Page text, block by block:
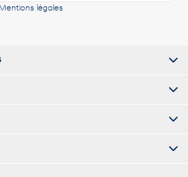
Mentions légales